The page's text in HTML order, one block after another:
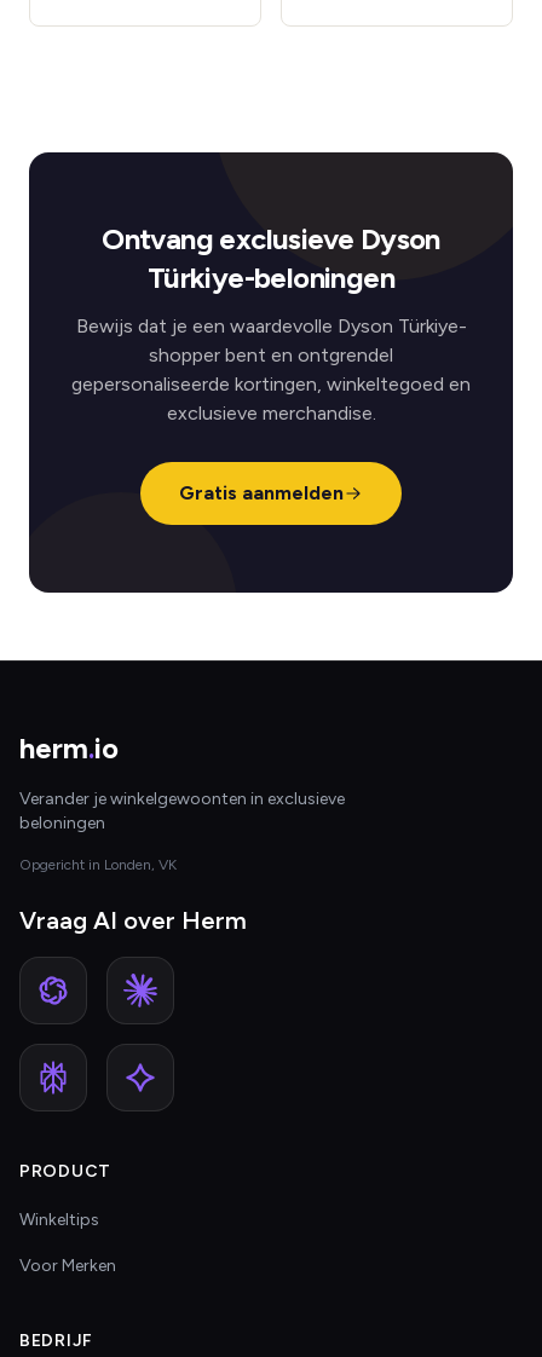
Ontvang exclusieve Dyson
Türkiye-beloningen
Bewijs dat je een waardevolle Dyson Türkiye-
shopper bent en ontgrendel
gepersonaliseerde kortingen, winkeltegoed en
exclusieve merchandise.
Gratis aanmelden
herm.io
Verander je winkelgewoonten in exclusieve
beloningen
Opgericht in Londen, VK
Vraag AI over Herm
PRODUCT
Winkeltips
Voor Merken
BEDRIJF